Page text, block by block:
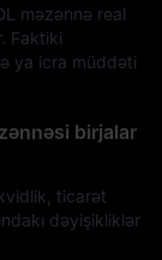
məzənnə real
Faktiki
ya icra müddəti
birjalar
ticarət
dəyişikliklər